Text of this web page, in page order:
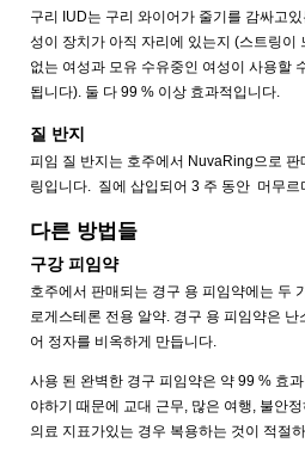
구리 IUD는 구리 와이어가 줄기를 감싸고
성이 장치가 아직 자리에 있는지 (스트링
없는 여성과 모유 수유중인 여성이 사용할
됩니다). 둘 다 99 % 이상 효과적입니다.
질 반지
피임 질 반지는 호주에서 NuvaRing으로
링입니다. 질에 삽입되어 3 주 동안 머무
다른 방법들
구강 피임약
호주에서 판매되는 경구 용 피임약에는 두
로게스테론 전용 알약. 경구 용 피임약은
어 정자를 비옥하게 만듭니다.
사용 된 완벽한 경구 피임약은 약 99 % 효
야하기 때문에 교대 근무, 많은 여행, 불안
의료 지표가있는 경우 복용하는 것이 적절